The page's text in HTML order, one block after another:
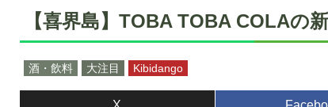
【喜界島】TOBA TOBA COLAの
酒・飲料 大注目 Kibidango